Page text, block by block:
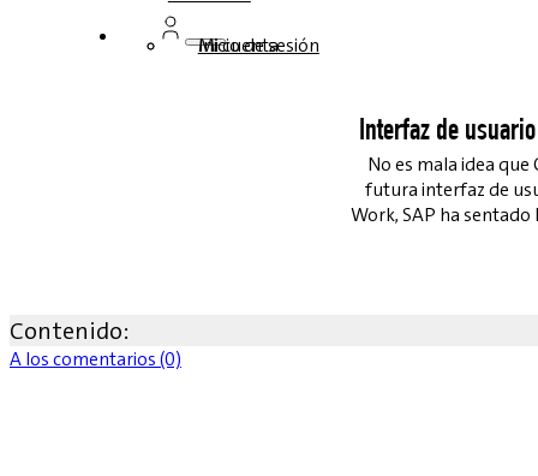
Inicio de sesión
Mi cuenta
Interfaz de
No es mala idea
futura interfaz de
Work, SAP ha
Contenido:
A los comentarios (0)